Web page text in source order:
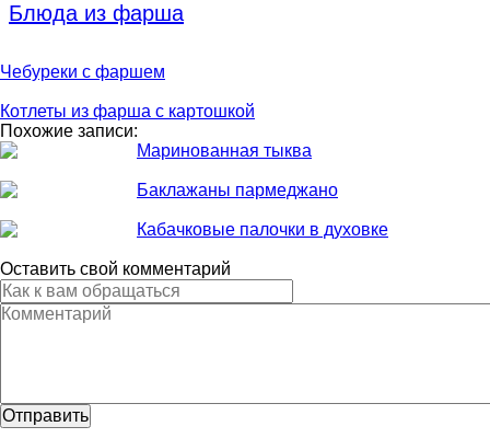
Блюда из фарша
Чебуреки с фаршем
Котлеты из фарша с картошкой
Похожие записи:
Маринованная тыква
Баклажаны пармеджано
Кабачковые палочки в духовке
Оставить свой комментарий